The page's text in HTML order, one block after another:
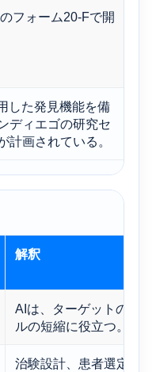
フォーム20-Fで開
した発見機能を備
ディエゴの研究セ
計画されている。
解釈
AIは、ターゲットの優
ルの短縮に役立つ。
治験設計、患者選定、